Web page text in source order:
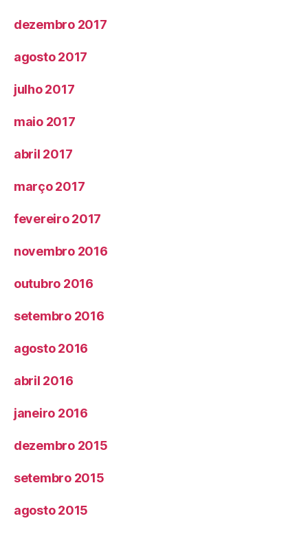
dezembro 2017
agosto 2017
julho 2017
maio 2017
abril 2017
março 2017
fevereiro 2017
novembro 2016
outubro 2016
setembro 2016
agosto 2016
abril 2016
janeiro 2016
dezembro 2015
setembro 2015
agosto 2015